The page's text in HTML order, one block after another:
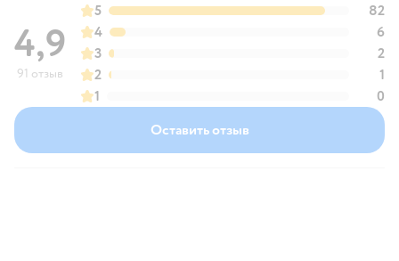
4,9
91 отзыв
5
82
4
6
3
2
2
1
1
0
Оставить отзыв